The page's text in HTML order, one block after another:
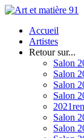
Accueil
Artistes
Retour sur...
Salon
Salon
Salon
Salon
2021
Salon
Salon